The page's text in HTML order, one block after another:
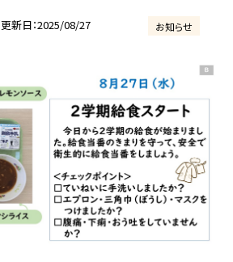
更新日 2025/08/27 お知らせ